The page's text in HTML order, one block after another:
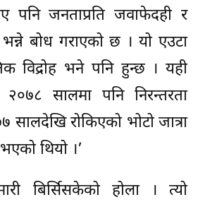
पनि जनताप्रति जवाफेदही र
भन्ने बोध गराएको छ । यो एउटा
विद्रोह भने पनि हुन्छ । यही
२०७८ सालमा पनि निरन्तरता
सालदेखि रोकिएको भोटो जात्रा
थियो ।’
बिर्सिसकेको होला । त्यो